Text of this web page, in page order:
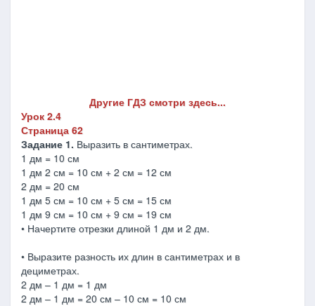
Другие ГДЗ смотри здесь...
Урок 2.4
Страница 62
Задание 1. Выразить в сантиметрах.
1 дм = 10 см
1 дм 2 см = 10 см + 2 см = 12 см
2 дм = 20 см
1 дм 5 см = 10 см + 5 см = 15 см
1 дм 9 см = 10 см + 9 см = 19 см
• Начертите отрезки длиной 1 дм и 2 дм.
• Выразите разность их длин в сантиметрах и в
дециметрах.
2 дм – 1 дм = 1 дм
2 дм – 1 дм = 20 см – 10 см = 10 см